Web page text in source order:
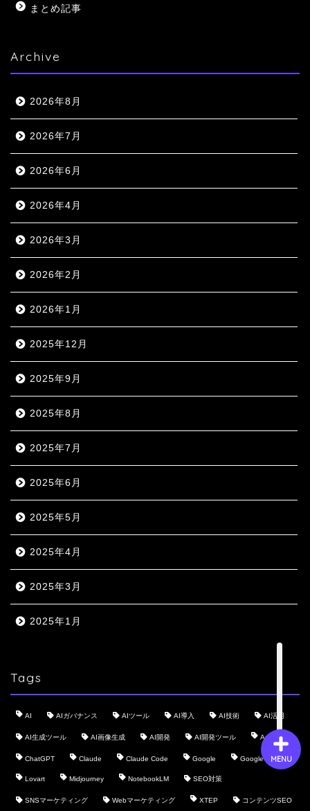
まとめ記事
Archive
2026年8月
2026年7月
2026年6月
2026年4月
2026年3月
2026年2月
2026年1月
2025年12月
2025年9月
2025年8月
2025年7月
2025年6月
2025年5月
2025年4月
2025年3月
2025年1月
Tags
AI AIガバナンス AIツール AI導入 AI技術 AI活用
AI生成ツール AI画像生成 AI開発 AI開発ツール Anthropic
ChatGPT Claude Claude Code Google Google AI
Lovart Midjourney NotebookLM SEO対策
SNSマーケティング Webマーケティング XTEP コンテンツSEO
MENU